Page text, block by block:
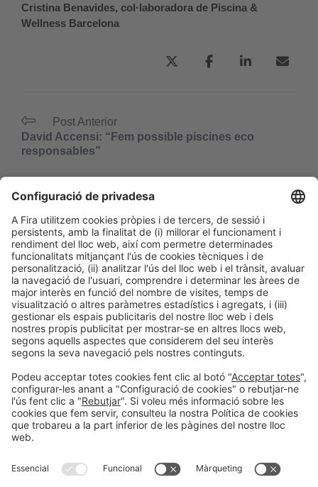
Cristina Benavides, col·laboradora de Piscina &
Wellness Barcelona
Post Anterior
David Accensi: “Fem possible piscines eco
responsables”
«S’espera que el turisme de benestar creixi un 20%
Informació generalAvís legalPolítica de privacitat
Política de cookies
#PISCINABARCELONA